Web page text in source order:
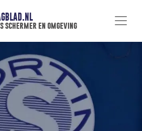
schermer en omgeving